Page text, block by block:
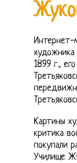
Интернет-
1899 г.,
Картины
критика
покупали
Училище